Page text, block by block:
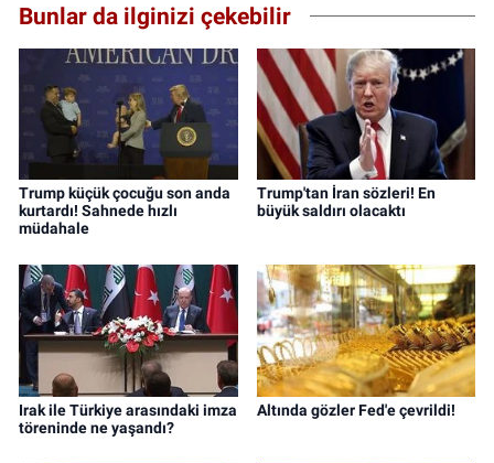
Bunlar da ilginizi çekebilir
Trump küçük çocuğu son anda
kurtardı! Sahnede hızlı
müdahale
Trump'tan İran sözleri! En
büyük saldırı olacaktı
Irak ile Türkiye arasındaki imza
töreninde ne yaşandı?
Altında gözler Fed'e çevrildi!